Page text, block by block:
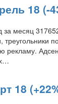
18 (-
месяц
треугольники
рекламу.
18